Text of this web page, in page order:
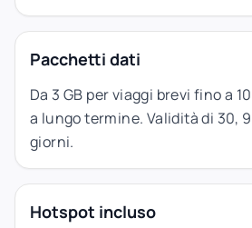
Pacchetti dati
Da 3 GB per viaggi brevi fino a
a lungo termine. Validità di 30,
giorni.
Hotspot incluso